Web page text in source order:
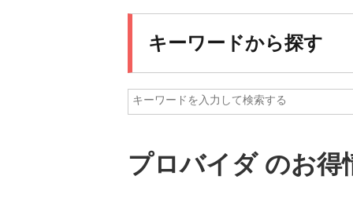
キーワードから探す
プロバイダ のお得